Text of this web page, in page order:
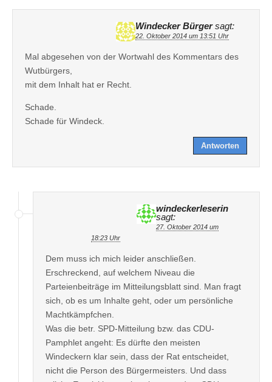
Windecker Bürger sagt:
22. Oktober 2014 um 13:51 Uhr
Mal abgesehen von der Wortwahl des Kommentars des
Wutbürgers,
mit dem Inhalt hat er Recht.
Schade.
Schade für Windeck.
Antworten
windeckerleserin
sagt:
27. Oktober 2014 um
18:23 Uhr
Dem muss ich mich leider anschließen.
Erschreckend, auf welchem Niveau die
Parteienbeiträge im Mitteilungsblatt sind. Man fragt
sich, ob es um Inhalte geht, oder um persönliche
Machtkämpfchen.
Was die betr. SPD-Mitteilung bzw. das CDU-
Pamphlet angeht: Es dürfte den meisten
Windeckern klar sein, dass der Rat entscheidet,
nicht die Person des Bürgermeisters. Und dass